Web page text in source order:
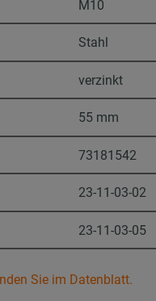
M10
Stahl
verzinkt
55 mm
73181542
23-11-03-02
23-11-03-05
Sie im Datenblatt.